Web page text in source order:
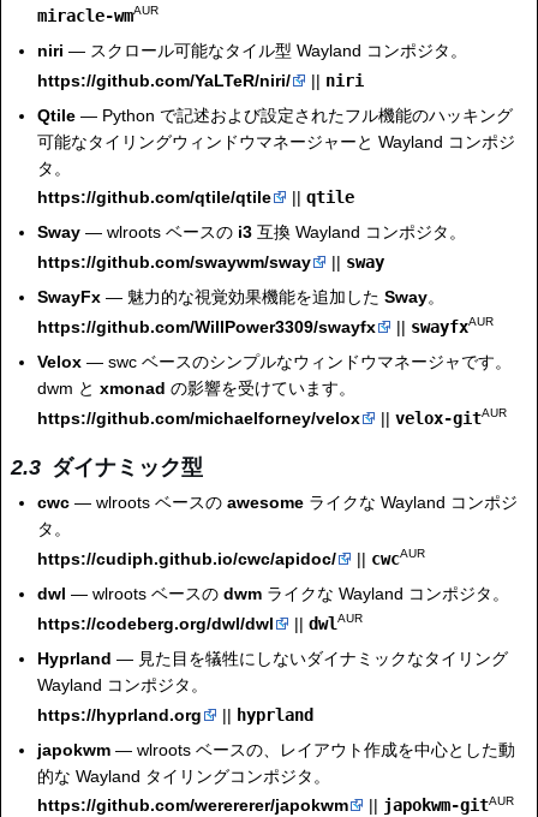
miracle-wmAUR
niri — スクロール可能なタイル型 Wayland コンポジタ。
https://github.com/YaLTeR/niri/
|| niri
Qtile — Python で記述および設定されたフル機能のハッキング
可能なタイリングウィンドウマネージャーと Wayland コンポジ
タ。
https://github.com/qtile/qtile
||qtile
Sway — wlroots ベースの i3 互換 Wayland コンポジタ。
https://github.com/swaywm/sway
|| sway
SwayFx — 魅力的な視覚効果機能を追加したSway。
https://github.com/WillPower3309/swayfx
|| swayfxAUR
Velox — swc ベースのシンプルなウィンドウマネージャです。
dwm とxmonad の影響を受けています。
https://github.com/michaelforney/velox
||velox-gitAUR
ダイナミック型
cwc — wlroots ベースのawesome ライクな Wayland コンポジ
タ。
https://cudiph.github.io/cwc/apidoc/
|| cwcAUR
dwl — wlroots ベースのdwm ライクな Wayland コンポジタ。
https://codeberg.org/dwl/dwl
||dwlAUR
Hyprland — 見た目を犠牲にしないダイナミックなタイリング
Wayland コンポジタ。
https://hyprland.org
|| hyprland
japokwm — wlroots ベースの、レイアウト作成を中心とした動
的な Wayland タイリングコンポジタ。
https://github.com/werererer/japokwm
|| japokwm-gitAUR